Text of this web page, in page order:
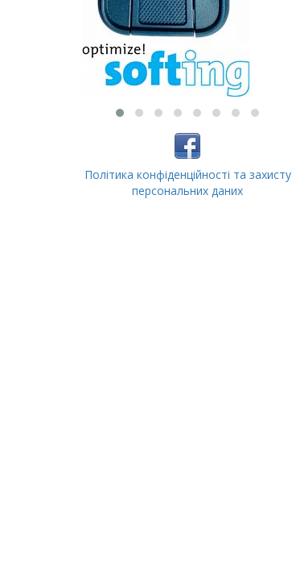
Політика конфіденційності та захисту
персональних даних